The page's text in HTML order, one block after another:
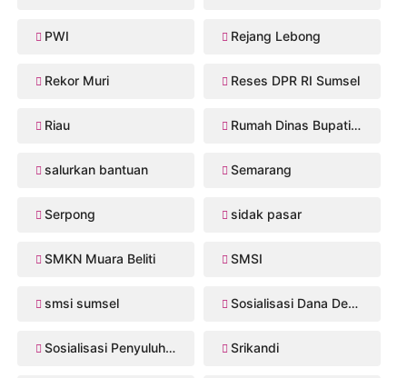
PWI Rejang Lebong
Rekor Muri Reses DPR RI Sumsel
Riau Rumah Dinas Bupati Musi Rawas
salurkan bantuan Semarang
Serpong sidak pasar
SMKN Muara Beliti SMSI
smsi sumsel Sosialisasi Dana Desa 2026
Sosialisasi Penyuluhan Hukum Srikandi